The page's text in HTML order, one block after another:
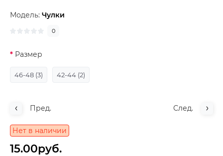
Модель: Чулки
0
Размер
46-48 (3) 42-44 (2)
Пред. След.
Нет в наличии
15.00руб.